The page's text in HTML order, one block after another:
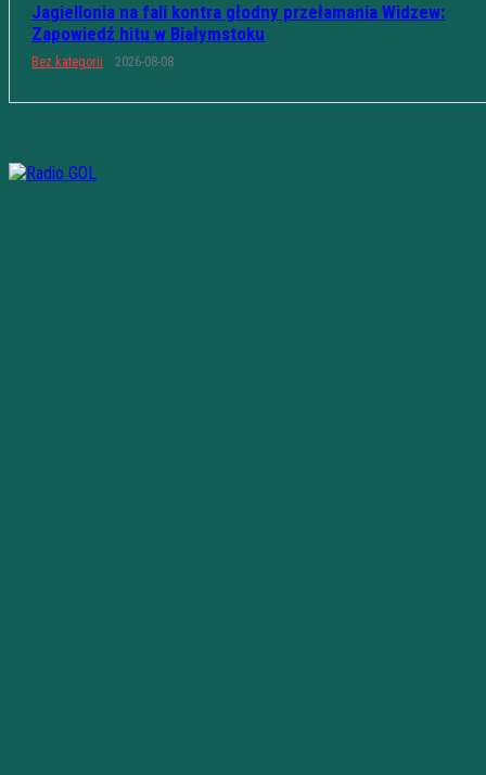
Jagiellonia na fali kontra głodny przełamania Widzew:
Zapowiedź hitu w Białymstoku
Bez kategorii 2026-08-08